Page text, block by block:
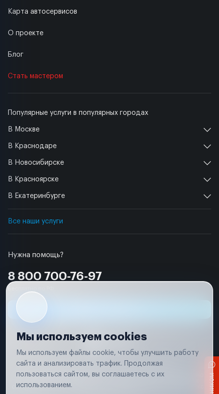
Нужна помощь?
8 800 700-76-97
Популярные услуги в популярных городах
В Москве
В Краснодаре
В Новосибирске
В Красноярске
В Екатеринбурге
Все наши услуги
Карта автосервисов
О проекте
Блог
Стать мастером
Условия использования
Удаление аккаунта
Вся информация, представленная на сайте, носит исключительно
соответствии с положениями статьи 437 (п. 2) Гражданского кодекса
Мы используем cookies
Мы используем файлы cookie, чтобы улучшить работу
сайта и анализировать трафик. Продолжая
пользоваться сайтом, вы соглашаетесь с их
использованием.